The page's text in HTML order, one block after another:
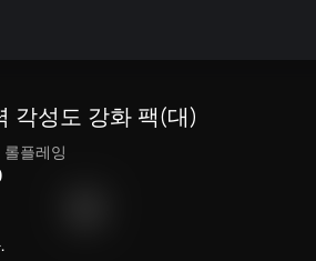
각성도 강화 팩(대)
롤플레잉